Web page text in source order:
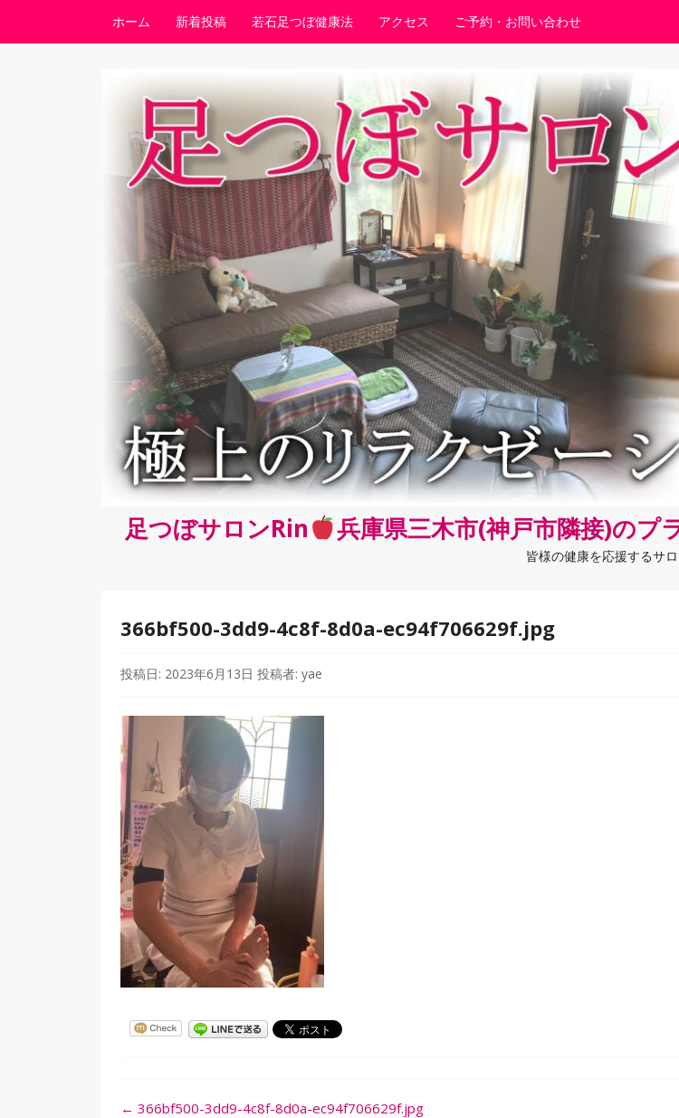
ホーム 新着投稿 若石足つぼ健康法 アクセス ご予約・お問い合わせ
足つぼサロンRin 兵庫県三木市(神戸市隣接)のプ
皆様の健康を応援するサ
366bf500-3dd9-4c8f-8d0a-ec94f706629f.jpg
投稿日: 2023年6月13日 投稿者:yae
投
← 366bf500-3dd9-4c8f-8d0a-ec94f706629f.jpg